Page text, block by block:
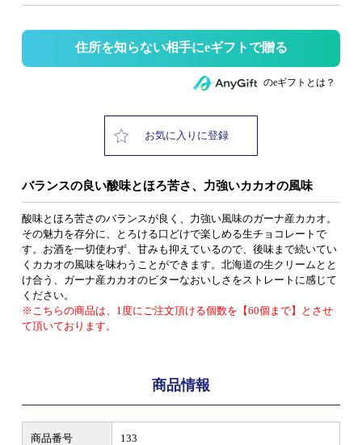
住所を知らない相手にeギフトで贈る
のeギフトとは？
お気に入りに登録
バランスの良い酸味とほろ苦さ、力強いカカオの風味
酸味とほろ苦さのバランスが良く、力強い風味のガーナ産カカオ。
その魅力を存分に、とろける口どけで楽しめる生チョコレートで
す。お酒を一切使わず、甘みも抑えているので、後味まで続いてい
くカカオの風味を味わうことができます。北海道の生クリームとと
け合う、ガーナ産カカオのビターなおいしさをストレートに感じて
ください。
※こちらの商品は、1度にご注文頂ける個数を【60個まで】とさせ
て頂いております。
商品情報
商品番号 133